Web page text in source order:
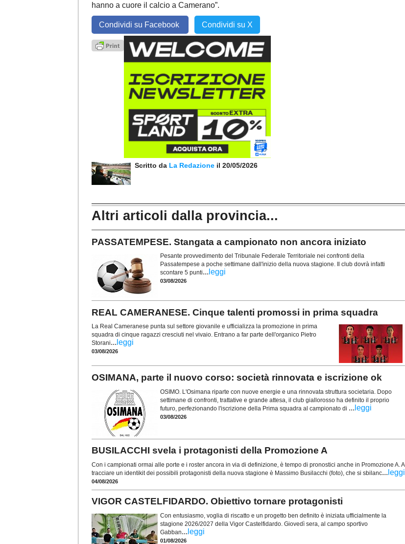
hanno a cuore il calcio a Camerano”.
Condividi su Facebook Condividi su X
Scritto da La Redazione il 20/05/2026
Altri articoli dalla provincia...
PASSATEMPESE. Stangata a campionato non ancora iniziato
Pesante provvedimento del Tribunale Federale Territoriale nei confronti della
Passatempese a poche settimane dall'inizio della nuova stagione. Il club dovrà infatti
scontare 5 punti... leggi
03/08/2026
REAL CAMERANESE. Cinque talenti promossi in prima squadra
La Real Cameranese punta sul settore giovanile e ufficializza la promozione in prima
squadra di cinque ragazzi cresciuti nel vivaio. Entrano a far parte dell'organico Pietro
Storani... leggi
03/08/2026
OSIMANA, parte il nuovo corso: società rinnovata e iscrizione ok
OSIMO. L'Osimana riparte con nuove energie e una rinnovata struttura societaria. Dopo
settimane di confronti, trattative e grande attesa, il club giallorosso ha definito il proprio
futuro, perfezionando l'iscrizione della Prima squadra al campionato di ... leggi
03/08/2026
BUSILACCHI svela i protagonisti della Promozione A
Con i campionati ormai alle porte e i roster ancora in via di definizione, è tempo di pronostici anche in Promozione A. A
tracciare un identikit dei possibili protagonisti della nuova stagione è Massimo Busilacchi (foto), che si sbilanc... leggi
04/08/2026
VIGOR CASTELFIDARDO. Obiettivo tornare protagonisti
Con entusiasmo, voglia di riscatto e un progetto ben definito è iniziata ufficialmente la
stagione 2026/2027 della Vigor Castelfidardo. Giovedì sera, al campo sportivo
Gabban... leggi
01/08/2026